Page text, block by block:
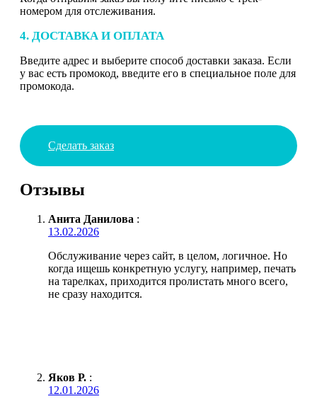
номером для отслеживания.
4. ДОСТАВКА И ОПЛАТА
Введите адрес и выберите способ доставки заказа. Если
у вас есть промокод, введите его в специальное поле для
промокода.
Сделать заказ
Отзывы
Анита Данилова :
13.02.2026
Обслуживание через сайт, в целом, логичное. Но
когда ищешь конкретную услугу, например, печать
на тарелках, приходится пролистать много всего,
не сразу находится.
Яков Р. :
12.01.2026